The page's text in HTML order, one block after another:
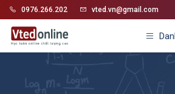
0976.266.202 vted.vn@gmail.com